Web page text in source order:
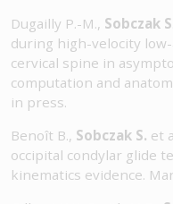
Dugailly P.-M., Sobczak S
during high-velocity
cervical spine in
computation and
in press.
Benoît B., Sobczak S. et
occipital condylar glide
kinematics evidence.